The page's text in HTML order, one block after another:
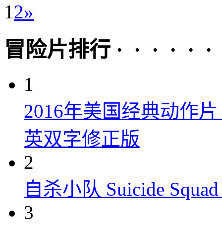
1 2»
冒险片排行 · · · · · ·
1
2016年美国经典动作
英双字修正版
2
自杀小队 Suicide
3